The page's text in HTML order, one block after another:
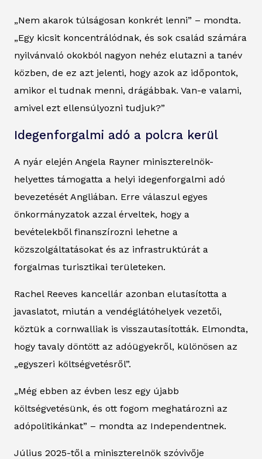
„Nem akarok túlságosan konkrét lenni” – mondta.
„Egy kicsit koncentrálódnak, és sok család számára
nyilvánvaló okokból nagyon nehéz elutazni a tanév
közben, de ez azt jelenti, hogy azok az időpontok,
amikor el tudnak menni, drágábbak. Van-e valami,
amivel ezt ellensúlyozni tudjuk?”
Idegenforgalmi adó a polcra kerül
A nyár elején Angela Rayner miniszterelnök-
helyettes támogatta a helyi idegenforgalmi adó
bevezetését Angliában. Erre válaszul egyes
önkormányzatok azzal érveltek, hogy a
bevételekből finanszírozni lehetne a
közszolgáltatásokat és az infrastruktúrát a
forgalmas turisztikai területeken.
Rachel Reeves kancellár azonban elutasította a
javaslatot, miután a vendéglátóhelyek vezetői,
köztük a cornwalliak is visszautasították. Elmondta,
hogy tavaly döntött az adóügyekről, különösen az
„egyszeri költségvetésről”.
„Még ebben az évben lesz egy újabb
költségvetésünk, és ott fogom meghatározni az
adópolitikánkat” – mondta az Independentnek.
Július 2025-től a miniszterelnök szóvivője